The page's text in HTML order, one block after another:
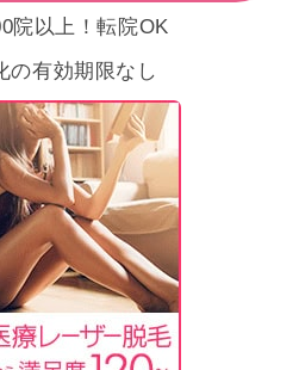
院以上！転院OK
の有効期限なし